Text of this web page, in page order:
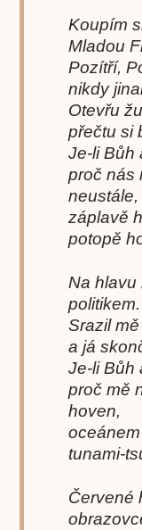
Koupím
Mladou
Pozítří,
nikdy
Otevřu
přečtu si
Je-li Bůh
proč nás
záplavě
potopě
Na hlavu
politikem.
Srazil
a já
Je-li Bůh
proč mě
hoven,
tunami-
Červené